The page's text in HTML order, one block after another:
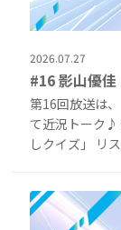
2026.07.27
#16 影山優佳
第16回放送は
て近況トーク♪
しクイズ」 リ